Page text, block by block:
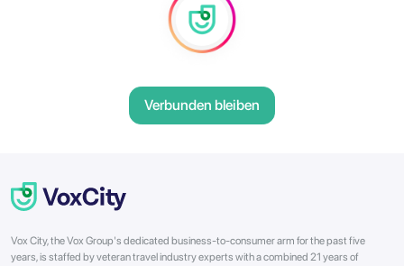
Verbunden bleiben
Vox City, the Vox Group's dedicated business-to-consumer arm for the past five
years, is staffed by veteran travel industry experts with a combined 21 years of